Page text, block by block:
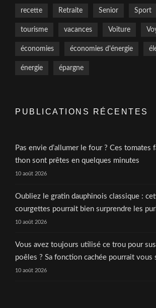
recette Retraite Senior Sport
tourisme vacances Voiture
économies économies d'énergie
énergie épargne
PUBLICATIONS RÉCENTES
Pas envie d’allumer le four ? Ces tomates
thon sont prêtes en quelques minutes
10 août 2026
Oubliez le gratin dauphinois classique :
courgettes pourrait bien surprendre les
10 août 2026
Vous avez toujours utilisé ce trou pour
poêles ? Sa fonction cachée pourrait vous
10 août 2026